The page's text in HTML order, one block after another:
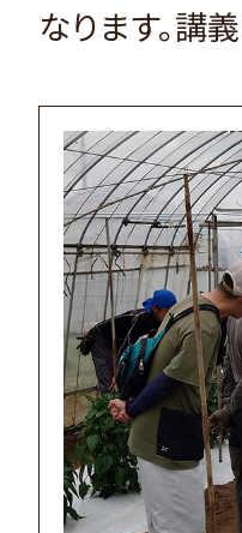
なります。講